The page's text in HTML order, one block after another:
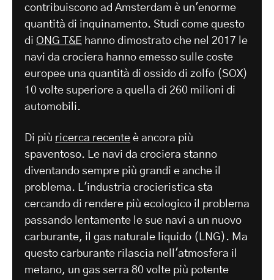
contribuiscono ad Amsterdam è un'enorme
quantità di inquinamento. Studi come questo
di ONG T&E hanno dimostrato che nel 2017 le
navi da crociera hanno emesso sulle coste
europee una quantità di ossido di zolfo (SOX)
10 volte superiore a quella di 260 milioni di
automobili.
Di più ricerca recente è ancora più
spaventoso. Le navi da crociera stanno
diventando sempre più grandi e anche il
problema. L'industria crocieristica sta
cercando di rendere più ecologico il problema
passando lentamente le sue navi a un nuovo
carburante, il gas naturale liquido (LNG). Ma
questo carburante rilascia nell'atmosfera il
metano, un gas serra 80 volte più potente